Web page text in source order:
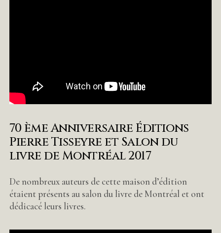
70 ème Anniversaire Éditions
Pierre Tisseyre et Salon du
livre de Montréal 2017
De nombreux auteurs de cette maison d’édition
étaient présents au salon du livre de Montréal et ont
dédicacé leurs livres.